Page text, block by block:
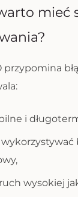
mieć
przypomina
i
wysokiej